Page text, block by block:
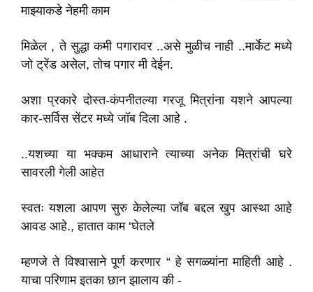
माझ्याकडे नेहमी काम
मिळेल , ते सुद्धा कमी पगारावर ..असे मुळीच नाही ..मार्केट मध्ये
जो ट्रेंड असेल, तोच पगार मी देईन.
अशा प्रकारे दोस्त-कंपनीतल्या गरजू मित्रांना यशने आपल्या
कार-सर्विस सेंटर मध्ये जॉब दिला आहे .
..यशच्या या भक्कम आधाराने त्याच्या अनेक मित्रांची घरे
सावरली गेली आहेत
स्वतः यशला आपण सुरु केलेल्या जॉब बद्दल खुप आस्था आहे
आवड आहे., हातात काम ‘घेतले
म्हणजे ते विश्वासाने पूर्ण करणार “ हे सगळ्यांना माहिती आहे .
याचा परिणाम इतका छान झालाय की -